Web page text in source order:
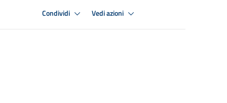
Condividi Vedi azioni